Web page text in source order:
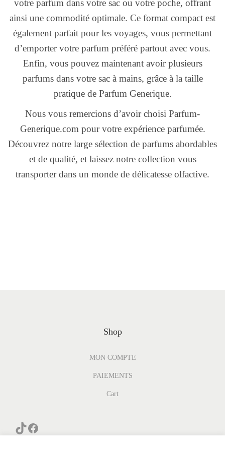
votre parfum dans votre sac ou votre poche, offrant
ainsi une commodité optimale. Ce format compact est
également parfait pour les voyages, vous permettant
d’emporter votre parfum préféré partout avec vous.
Enfin, vous pouvez maintenant avoir plusieurs
parfums dans votre sac à mains, grâce à la taille
pratique de Parfum Generique.
Nous vous remercions d’avoir choisi Parfum-
Generique.com pour votre expérience parfumée.
Découvrez notre large sélection de parfums abordables
et de qualité, et laissez notre collection vous
transporter dans un monde de délicatesse olfactive.
Shop
MON COMPTE
PAIEMENTS
Cart